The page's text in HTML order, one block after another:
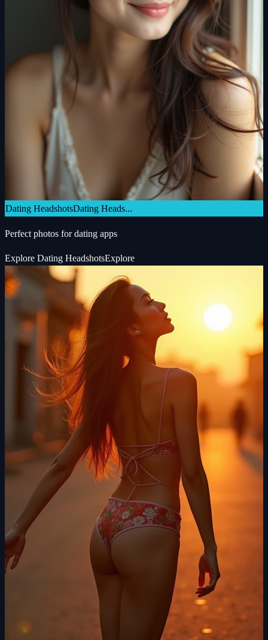
Dating HeadshotsDating Heads...
Perfect photos for dating apps
Explore Dating HeadshotsExplore